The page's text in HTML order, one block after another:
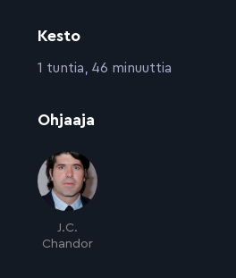
Kesto
:1 tuntia, 46 minuuttia
Ohjaaja
J.C.
Chandor